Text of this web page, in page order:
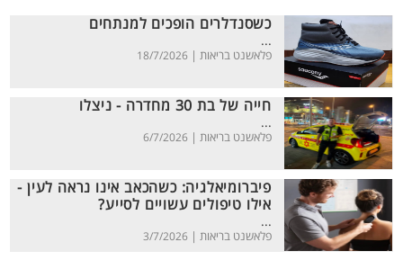
כשסנדלרים הופכים למנתחים
...
פלאשנט בריאות | 18/7/2026
חייה של בת 30 מחדרה - ניצלו
...
פלאשנט בריאות | 6/7/2026
פיברומיאלגיה: כשהכאב אינו נראה לעין -
אילו טיפולים עשויים לסייע?
...
פלאשנט בריאות | 3/7/2026